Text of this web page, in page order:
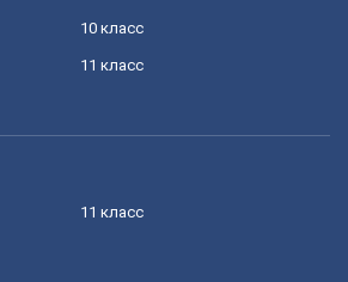
10 класс
11 класс
11 класс